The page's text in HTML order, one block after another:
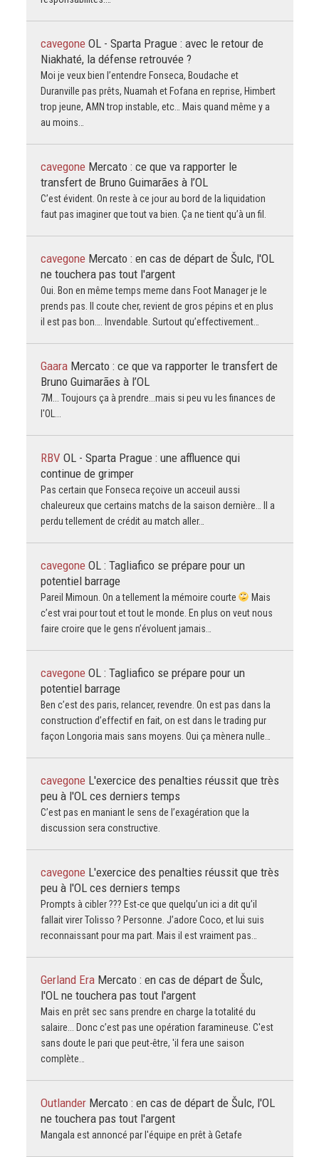
cavegone OL - Sparta Prague : avec le retour de
Niakhaté, la défense retrouvée ?
Moi je veux bien l’entendre Fonseca, Boudache et
Duranville pas prêts, Nuamah et Fofana en reprise, Himbert
trop jeune, AMN trop instable, etc… Mais quand même y a
au moins…
cavegone Mercato : ce que va rapporter le
transfert de Bruno Guimarães à l’OL
C’est évident. On reste à ce jour au bord de la liquidation
faut pas imaginer que tout va bien. Ça ne tient qu’à un fil.
cavegone Mercato : en cas de départ de Šulc, l'OL
ne touchera pas tout l'argent
Oui. Bon en même temps meme dans Foot Manager je le
prends pas. Il coute cher, revient de gros pépins et en plus
il est pas bon…. Invendable. Surtout qu’effectivement…
Gaara Mercato : ce que va rapporter le transfert de
Bruno Guimarães à l’OL
7M... Toujours ça à prendre...mais si peu vu les finances de
l'OL...
RBV OL - Sparta Prague : une affluence qui
continue de grimper
Pas certain que Fonseca reçoive un acceuil aussi
chaleureux que certains matchs de la saison dernière… Il a
perdu tellement de crédit au match aller…
cavegone OL : Tagliafico se prépare pour un
potentiel barrage
Pareil Mimoun. On a tellement la mémoire courte
Mais
c’est vrai pour tout et tout le monde. En plus on veut nous
faire croire que le gens n’évoluent jamais…
cavegone OL : Tagliafico se prépare pour un
potentiel barrage
Ben c’est des paris, relancer, revendre. On est pas dans la
construction d’effectif en fait, on est dans le trading pur
façon Longoria mais sans moyens. Oui ça mènera nulle…
cavegone L'exercice des penalties réussit que très
peu à l'OL ces derniers temps
C’est pas en maniant le sens de l’exagération que la
discussion sera constructive.
cavegone L'exercice des penalties réussit que très
peu à l'OL ces derniers temps
Prompts à cibler ??? Est-ce que quelqu’un ici a dit qu’il
fallait virer Tolisso ? Personne. J’adore Coco, et lui suis
reconnaissant pour ma part. Mais il est vraiment pas…
Gerland Era Mercato : en cas de départ de Šulc,
l'OL ne touchera pas tout l'argent
Mais en prêt sec sans prendre en charge la totalité du
salaire... Donc c’est pas une opération faramineuse. C'est
sans doute le pari que peut-être, 'il fera une saison
complète…
Outlander Mercato : en cas de départ de Šulc, l'OL
ne touchera pas tout l'argent
Mangala est annoncé par l'équipe en prêt à Getafe